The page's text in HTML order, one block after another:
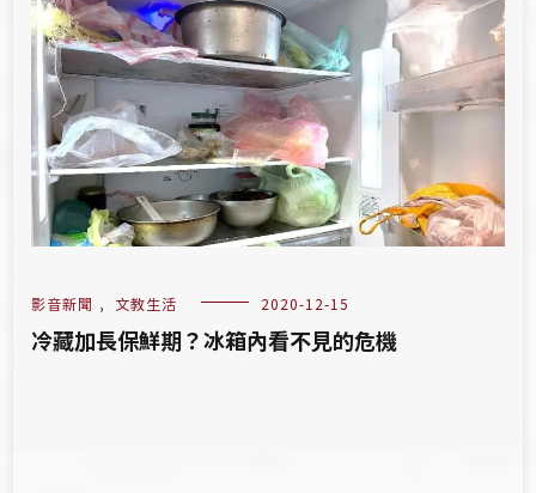
影音新聞 , 文教生活 2020-12-15
冷藏加長保鮮期？冰箱內看不見的危機